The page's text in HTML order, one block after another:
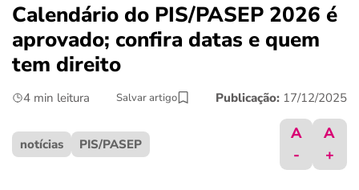
crédito fácil
Calendário do PIS/PASEP 2026 é
aprovado; confira datas e quem
tem direito
4 min leitura Salvar artigo Publicação: 17/12/2025
notícias PIS/PASEP
A
-
A
+